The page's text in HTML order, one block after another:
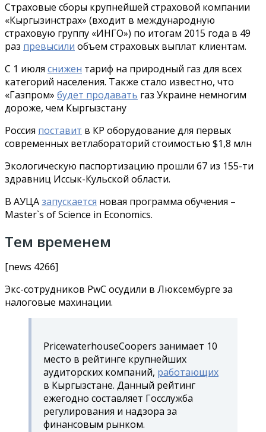
Страховые сборы крупнейшей страховой компании
«Кыргызинстрах» (входит в международную
страховую группу «ИНГО») по итогам 2015 года в 49
раз превысили объем страховых выплат клиентам.
С 1 июля снижен тариф на природный газ для всех
категорий населения. Также стало известно, что
«Газпром» будет продавать газ Украине немногим
дороже, чем Кыргызстану
Россия поставит в КР оборудование для первых
современных ветлабораторий стоимостью $1,8 млн
Экологическую паспортизацию прошли 67 из 155-ти
здравниц Иссык-Кульской области.
В АУЦАзапускается новая программа обучения –
Master`s of Science in Economics.
Тем временем
[news 4266]
Экс-сотрудников PwC осудили в Люксембурге за
налоговые махинации.
PricewaterhouseCoopers занимает 10
место в рейтинге крупнейших
аудиторских компаний, работающих
в Кыргызстане. Данный рейтинг
ежегодно составляет Госслужба
регулирования и надзора за
финансовым рынком.